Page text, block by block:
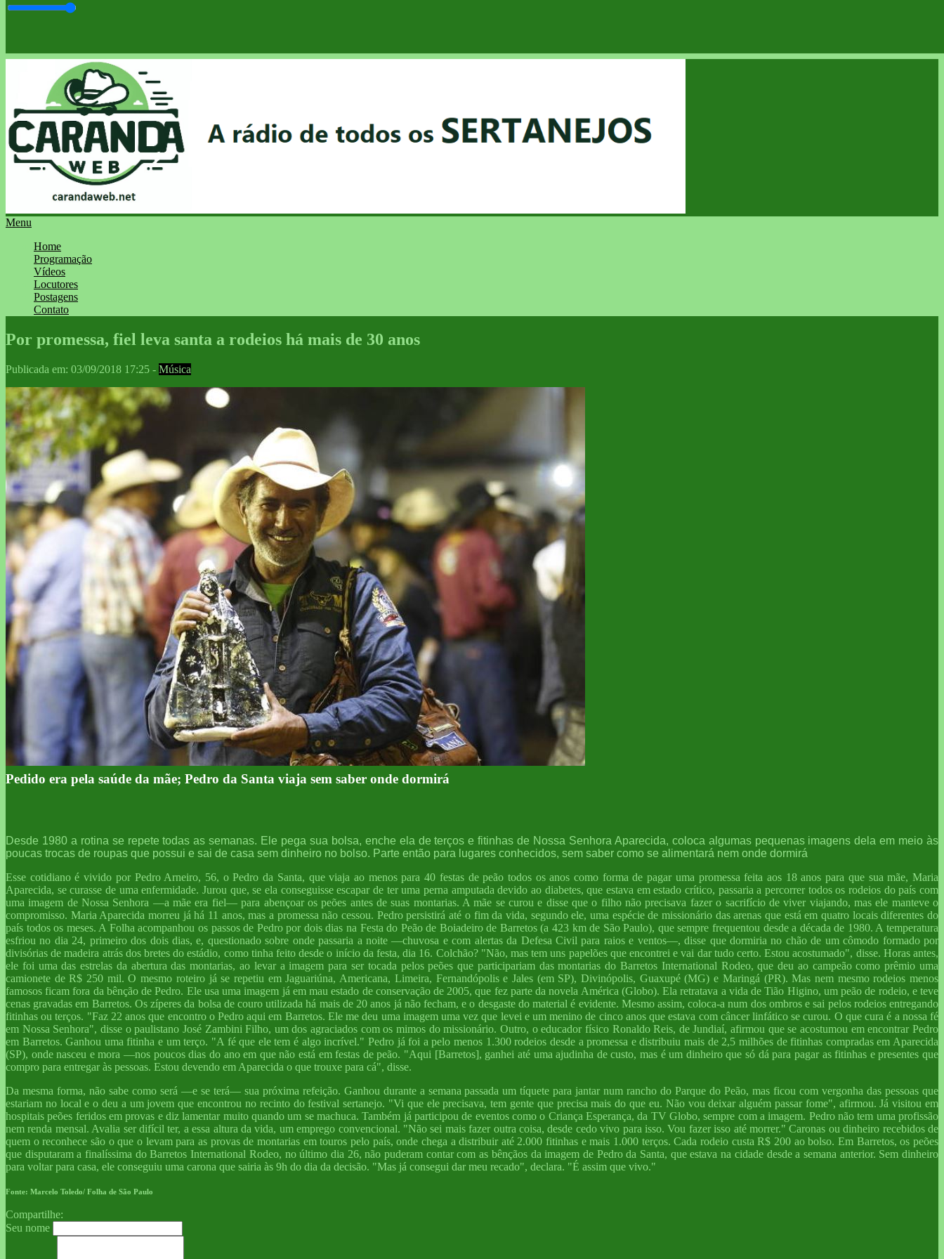
Menu
Home
Programação
Vídeos
Locutores
Postagens
Contato
Por promessa, fiel leva santa a rodeios há mais de 30 anos
Publicada em: 03/09/2018 17:25 - Música
Pedido era pela saúde da mãe; Pedro da Santa viaja sem saber onde dormirá
Desde 1980 a rotina se repete todas as semanas. Ele pega sua bolsa, enche ela de terços e fitinhas de Nossa Senhora Aparecida, coloca algumas pequenas imagens dela em meio às
poucas trocas de roupas que possui e sai de casa sem dinheiro no bolso. Parte então para lugares conhecidos, sem saber como se alimentará nem onde dormirá
Esse cotidiano é vivido por Pedro Arneiro, 56, o Pedro da Santa, que viaja ao menos para 40 festas de peão todos os anos como forma de pagar uma promessa feita aos 18 anos para que sua mãe, Maria
Aparecida, se curasse de uma enfermidade. Jurou que, se ela conseguisse escapar de ter uma perna amputada devido ao diabetes, que estava em estado crítico, passaria a percorrer todos os rodeios do país com
uma imagem de Nossa Senhora —a mãe era fiel— para abençoar os peões antes de suas montarias. A mãe se curou e disse que o filho não precisava fazer o sacrifício de viver viajando, mas ele manteve o
compromisso. Maria Aparecida morreu já há 11 anos, mas a promessa não cessou. Pedro persistirá até o fim da vida, segundo ele, uma espécie de missionário das arenas que está em quatro locais diferentes do
país todos os meses. A Folha acompanhou os passos de Pedro por dois dias na Festa do Peão de Boiadeiro de Barretos (a 423 km de São Paulo), que sempre frequentou desde a década de 1980. A temperatura
esfriou no dia 24, primeiro dos dois dias, e, questionado sobre onde passaria a noite —chuvosa e com alertas da Defesa Civil para raios e ventos—, disse que dormiria no chão de um cômodo formado por
divisórias de madeira atrás dos bretes do estádio, como tinha feito desde o início da festa, dia 16. Colchão? "Não, mas tem uns papelões que encontrei e vai dar tudo certo. Estou acostumado", disse. Horas antes,
ele foi uma das estrelas da abertura das montarias, ao levar a imagem para ser tocada pelos peões que participariam das montarias do Barretos International Rodeo, que deu ao campeão como prêmio uma
camionete de R$ 250 mil. O mesmo roteiro já se repetiu em Jaguariúna, Americana, Limeira, Fernandópolis e Jales (em SP), Divinópolis, Guaxupé (MG) e Maringá (PR). Mas nem mesmo rodeios menos
famosos ficam fora da bênção de Pedro. Ele usa uma imagem já em mau estado de conservação de 2005, que fez parte da novela América (Globo). Ela retratava a vida de Tião Higino, um peão de rodeio, e teve
cenas gravadas em Barretos. Os zíperes da bolsa de couro utilizada há mais de 20 anos já não fecham, e o desgaste do material é evidente. Mesmo assim, coloca-a num dos ombros e sai pelos rodeios entregando
fitinhas ou terços. "Faz 22 anos que encontro o Pedro aqui em Barretos. Ele me deu uma imagem uma vez que levei e um menino de cinco anos que estava com câncer linfático se curou. O que cura é a nossa fé
em Nossa Senhora", disse o paulistano José Zambini Filho, um dos agraciados com os mimos do missionário. Outro, o educador físico Ronaldo Reis, de Jundiaí, afirmou que se acostumou em encontrar Pedro
em Barretos. Ganhou uma fitinha e um terço. "A fé que ele tem é algo incrível." Pedro já foi a pelo menos 1.300 rodeios desde a promessa e distribuiu mais de 2,5 milhões de fitinhas compradas em Aparecida
(SP), onde nasceu e mora —nos poucos dias do ano em que não está em festas de peão. "Aqui [Barretos], ganhei até uma ajudinha de custo, mas é um dinheiro que só dá para pagar as fitinhas e presentes que
compro para entregar às pessoas. Estou devendo em Aparecida o que trouxe para cá", disse.
Da mesma forma, não sabe como será —e se terá— sua próxima refeição. Ganhou durante a semana passada um tíquete para jantar num rancho do Parque do Peão, mas ficou com vergonha das pessoas que
estariam no local e o deu a um jovem que encontrou no recinto do festival sertanejo. "Vi que ele precisava, tem gente que precisa mais do que eu. Não vou deixar alguém passar fome", afirmou. Já visitou em
hospitais peões feridos em provas e diz lamentar muito quando um se machuca. Também já participou de eventos como o Criança Esperança, da TV Globo, sempre com a imagem. Pedro não tem uma profissão
nem renda mensal. Avalia ser difícil ter, a essa altura da vida, um emprego convencional. "Não sei mais fazer outra coisa, desde cedo vivo para isso. Vou fazer isso até morrer." Caronas ou dinheiro recebidos de
quem o reconhece são o que o levam para as provas de montarias em touros pelo país, onde chega a distribuir até 2.000 fitinhas e mais 1.000 terços. Cada rodeio custa R$ 200 ao bolso. Em Barretos, os peões
que disputaram a finalíssima do Barretos International Rodeo, no último dia 26, não puderam contar com as bênçãos da imagem de Pedro da Santa, que estava na cidade desde a semana anterior. Sem dinheiro
para voltar para casa, ele conseguiu uma carona que sairia às 9h do dia da decisão. "Mas já consegui dar meu recado", declara. "É assim que vivo."
Fonte: Marcelo Toledo/ Folha de São Paulo
Compartilhe:
Seu nome